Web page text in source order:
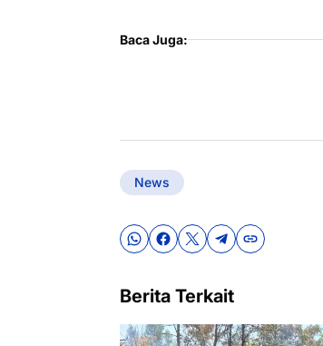
Baca Juga:
News
Berita Terkait